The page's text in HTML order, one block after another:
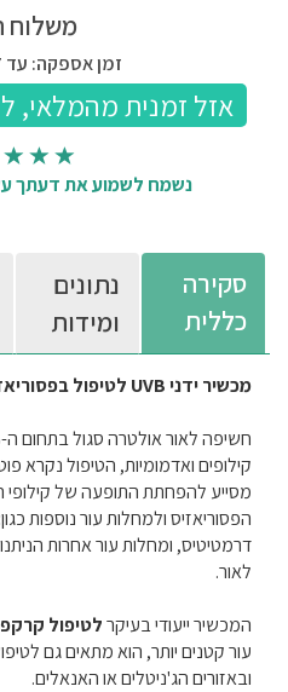
משלוח
זמן אספקה: עד 7 ימי עסקים
נשמח לשמוע את דעתך
סקירה
כללית
נתונים
ומידות
מכשיר ידני UVB לטיפול בפסוריאזיס בבית
חשיפה לאור אולטרה סגול בתחום ה-
קילופים ואדמומיות, הטיפול נקרא
מסייע להפחתת התופעה של קילופי
הפסוריאזיס ולמחלות עור נוספות
דרמטיטיס, ומחלות עור אחרות
לאור.
המכשיר ייעודי בעיקרלטיפול
עור קטנים יותר, הוא מתאים גם
ובאזורים הג'ניטלים או האנאלים.